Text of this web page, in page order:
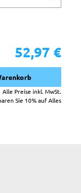
52,97 €
Alle Preise inkl. MwSt.
Sie 10% auf Alles